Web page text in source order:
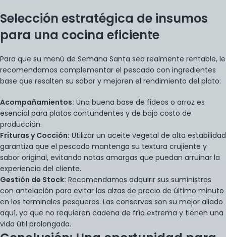
Selección estratégica de insumos
para una cocina eficiente
Para que su menú de Semana Santa sea realmente rentable, le
recomendamos complementar el pescado con ingredientes
base que resalten su sabor y mejoren el rendimiento del plato:
Acompañamientos: Una buena base de fideos o arroz es
esencial para platos contundentes y de bajo costo de
producción.
Frituras y Cocción: Utilizar un aceite vegetal de alta estabilidad
garantiza que el pescado mantenga su textura crujiente y
sabor original, evitando notas amargas que puedan arruinar la
experiencia del cliente.
Gestión de Stock: Recomendamos adquirir sus suministros
con antelación para evitar las alzas de precio de último minuto
en los terminales pesqueros. Las conservas son su mejor aliado
aquí, ya que no requieren cadena de frío extrema y tienen una
vida útil prolongada.